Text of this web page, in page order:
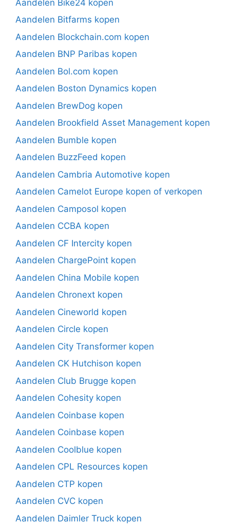
Aandelen Bike24 kopen
Aandelen Bitfarms kopen
Aandelen Blockchain.com kopen
Aandelen BNP Paribas kopen
Aandelen Bol.com kopen
Aandelen Boston Dynamics kopen
Aandelen BrewDog kopen
Aandelen Brookfield Asset Management kopen
Aandelen Bumble kopen
Aandelen BuzzFeed kopen
Aandelen Cambria Automotive kopen
Aandelen Camelot Europe kopen of verkopen
Aandelen Camposol kopen
Aandelen CCBA kopen
Aandelen CF Intercity kopen
Aandelen ChargePoint kopen
Aandelen China Mobile kopen
Aandelen Chronext kopen
Aandelen Cineworld kopen
Aandelen Circle kopen
Aandelen City Transformer kopen
Aandelen CK Hutchison kopen
Aandelen Club Brugge kopen
Aandelen Cohesity kopen
Aandelen Coinbase kopen
Aandelen Coinbase kopen
Aandelen Coolblue kopen
Aandelen CPL Resources kopen
Aandelen CTP kopen
Aandelen CVC kopen
Aandelen Daimler Truck kopen